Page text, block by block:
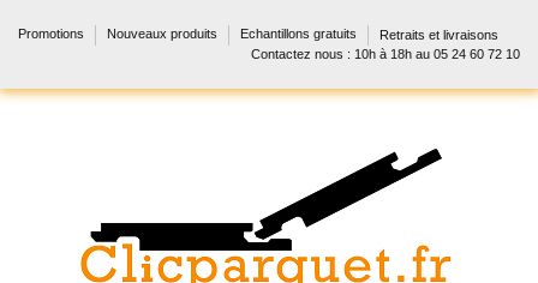
Promotions Nouveaux produits Echantillons gratuits
Retraits et livraisons
Contactez nous : 10h à 18h au 05 24 60 72 10